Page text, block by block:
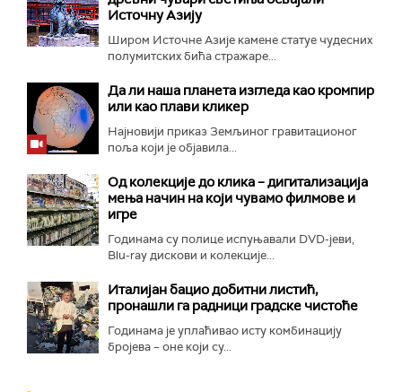
Источну Азију
Широм Источне Азије камене статуе чудесних
полумитских бића стражаре...
Да ли наша планета изгледа као кромпир
или као плави кликер
Најновији приказ Земљиног гравитационог
поља који је објавила...
Од колекције до клика – дигитализација
мења начин на који чувамо филмове и
игре
Годинама су полице испуњавали DVD-јеви,
Blu-ray дискови и колекције...
Италијан бацио добитни листић,
пронашли га радници градске чистоће
Годинама је уплаћивао исту комбинацију
бројева – оне који су...